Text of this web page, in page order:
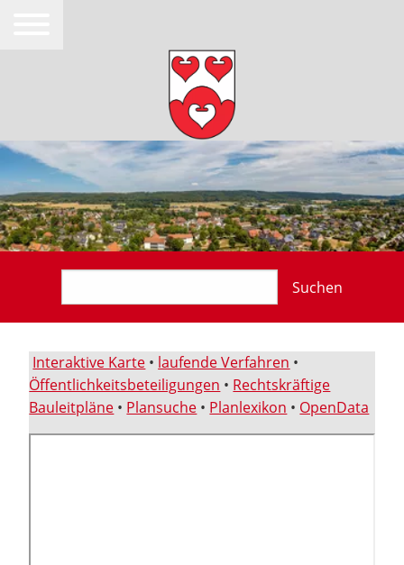
Suchen
Interaktive Karte • laufende Verfahren •
Öffentlichkeitsbeteiligungen • Rechtskräftige
Bauleitpläne • Plansuche • Planlexikon • OpenData